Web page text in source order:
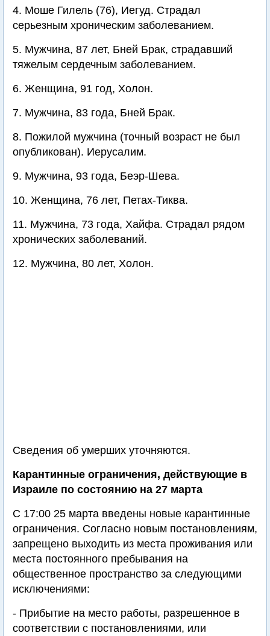
4. Моше Гилель (76), Иегуд. Страдал
серьезным хроническим заболеванием.
5. Мужчина, 87 лет, Бней Брак, страдавший
тяжелым сердечным заболеванием.
6. Женщина, 91 год, Холон.
7. Мужчина, 83 года, Бней Брак.
8. Пожилой мужчина (точный возраст не был
опубликован). Иерусалим.
9. Мужчина, 93 года, Беэр-Шева.
10. Женщина, 76 лет, Петах-Тиква.
11. Мужчина, 73 года, Хайфа. Страдал рядом
хронических заболеваний.
12. Мужчина, 80 лет, Холон.
Сведения об умерших уточняются.
Карантинные ограничения, действующие в
Израиле по состоянию на 27 марта
С 17:00 25 марта введены новые карантинные
ограничения. Согласно новым постановлениям,
запрещено выходить из места проживания или
места постоянного пребывания на
общественное пространство за следующими
исключениями:
- Прибытие на место работы, разрешенное в
соответствии с постановлениями, или